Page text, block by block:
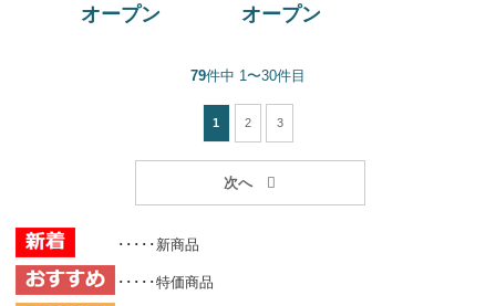
オープン オープン
79件中 1〜30件目
1 2 3
･････新商品
･････特価商品